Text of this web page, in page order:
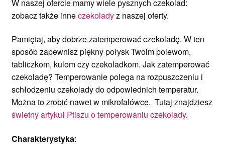
W naszej ofercie mamy wiele pysznych czekolad:
zobacz także inneczekoladyz naszej oferty.
Pamiętaj, aby dobrze zatemperować czekoladę. W ten
sposób zapewnisz piękny połysk Twoim polewom,
tabliczkom, kulom czy czekoladkom. Jak zatemperować
czekoladę? Temperowanie polega na rozpuszczeniu i
schłodzeniu czekolady do odpowiednich temperatur.
Można to zrobić nawet w mikrofalówce. Tutaj znajdziesz
świetny artykuł Ptiszu o temperowaniu czekolady.
Charakterystyka: